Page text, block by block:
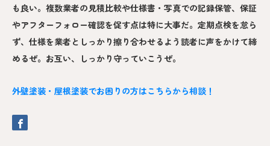
も良い。複数業者の見積比較や仕様書・写真での記録保管、保証
やアフターフォロー確認を促す点は特に大事だ。定期点検を怠ら
ず、仕様を業者としっかり擦り合わせるよう読者に声をかけて締
めるぜ。お互い、しっかり守っていこうぜ。
外壁塗装・屋根塗装でお困りの方はこちらから相談！